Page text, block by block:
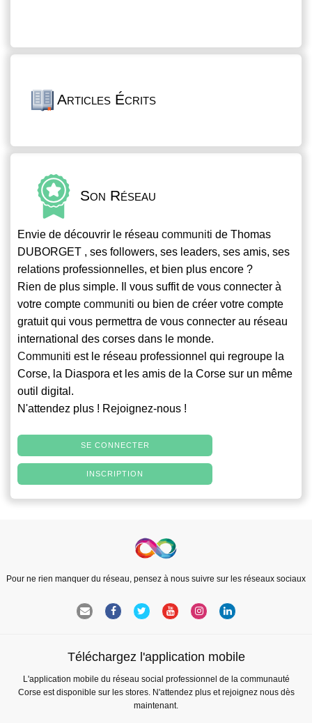
Articles Écrits
Son Réseau
Envie de découvrir le réseau communiti de Thomas
DUBORGET , ses followers, ses leaders, ses amis, ses
relations professionnelles, et bien plus encore ?
Rien de plus simple. Il vous suffit de vous connecter à
votre compte communiti ou bien de créer votre compte
gratuit qui vous permettra de vous connecter au réseau
international des corses dans le monde.
Communiti est le réseau professionnel qui regroupe la
Corse, la Diaspora et les amis de la Corse sur un même
outil digital.
N'attendez plus ! Rejoignez-nous !
SE CONNECTER
INSCRIPTION
Pour ne rien manquer du réseau, pensez à nous suivre sur les réseaux sociaux
Téléchargez l'application mobile
L'application mobile du réseau social professionnel de la communauté
Corse est disponible sur les stores. N'attendez plus et rejoignez nous dès
maintenant.